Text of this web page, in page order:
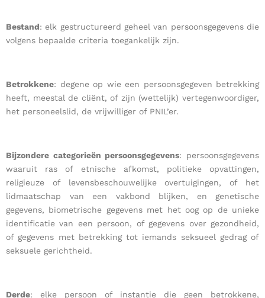
Bestand: elk gestructureerd geheel van persoonsgegevens die
volgens bepaalde criteria toegankelijk zijn.
Betrokkene: degene op wie een persoonsgegeven betrekking
heeft, meestal de cliënt, of zijn (wettelijk) vertegenwoordiger,
het personeelslid, de vrijwilliger of PNIL’er.
Bijzondere categorieën persoonsgegevens: persoonsgegevens
waaruit ras of etnische afkomst, politieke opvattingen,
religieuze of levensbeschouwelijke overtuigingen, of het
lidmaatschap van een vakbond blijken, en genetische
gegevens, biometrische gegevens met het oog op de unieke
identificatie van een persoon, of gegevens over gezondheid,
of gegevens met betrekking tot iemands seksueel gedrag of
seksuele gerichtheid.
Derde: elke persoon of instantie die geen betrokkene,